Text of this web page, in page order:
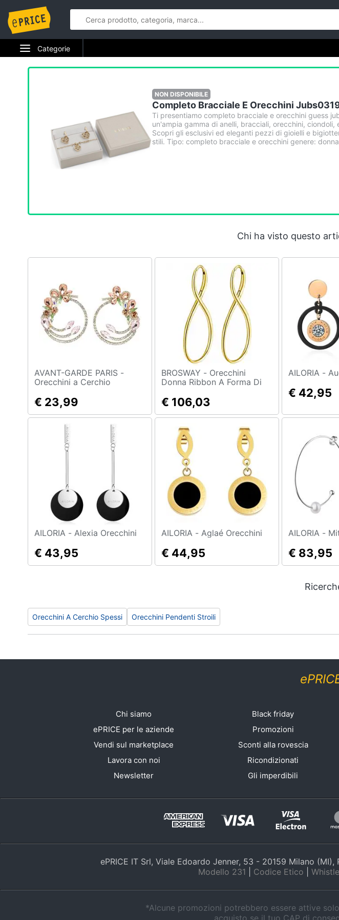
Categorie
Elettrodomestici
Tv e Home Cinema
Smart home
Salute e igiene
Beauty
Giocattoli
Prima infanzia
Casalinghi
Abbigliamento
Motori
Libri, cd e dvd
Festività e ricorrenze
NON DISPONIBILE
Completo Bracciale E Orecchini
Ti presentiamo completo bracciale e orecchini guess
un'ampia gamma di anelli, bracciali, orecchini, ciondoli,
Scopri gli esclusivi ed eleganti pezzi di gioielli e
stili. Tipo: completo bracciale e orecchini genere:
Chi ha visto questo
AVANT-GARDE PARIS -
Orecchini a Cerchio
Rosa
€ 23,99
BROSWAY - Orecchini
Donna Ribbon A Forma Di
€ 106,03
€ 42,95
AILORIA - Alexia Orecchini
€ 43,95
AILORIA - Aglaé Orecchini
€ 44,95 € 83,95
Orecchini A Cerchio Spessi Orecchini Pendenti Stroili
Chi siamo
ePRICE per le aziende
Vendi sul marketplace
Lavora con noi
Newsletter
Black friday
Promozioni
Sconti alla rovescia
Ricondizionati
Gli imperdibili
ePRICE IT Srl, Viale Edoardo Jenner, 53 - 20159 Milano
Modello 231
Codice Etico
*Alcune promozioni potrebbero essere attive
acquisto se il tuo CAP di